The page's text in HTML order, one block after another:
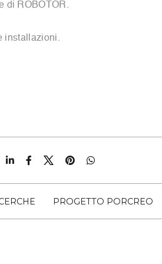
di ROBOTOR.
installazioni.
PROGETTO PORCREO